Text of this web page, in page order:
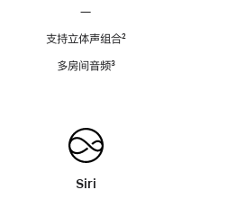
—
支持立体声组合脚
²
多房间音频脚
³
Siri